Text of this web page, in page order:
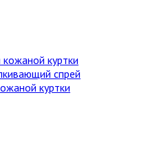
кожаной куртки
спрей
куртки